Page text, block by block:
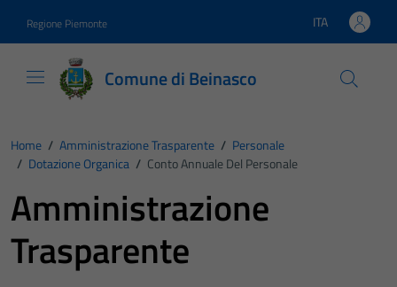
Regione Piemonte Lingua attiva:
ITA
Comune di Beinasco
Home / Amministrazione Trasparente / Personale
/ Dotazione Organica / Conto Annuale Del Personale
Amministrazione
Trasparente